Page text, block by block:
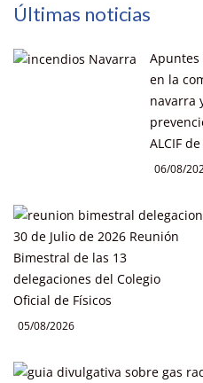
Últimas noticias
Apuntes
en la
navarra
ALCIF
06/08/
30 de Julio de 2026 Reunión
Bimestral de las 13
delegaciones del Colegio
Oficial de Físicos
05/08/2026